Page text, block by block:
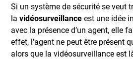
Si un système de sécurité se veut
lavidéosurveillanceest une idée
avec la présence d’un agent, elle
effet, l’agent ne peut être présent
alors que la vidéosurveillance est